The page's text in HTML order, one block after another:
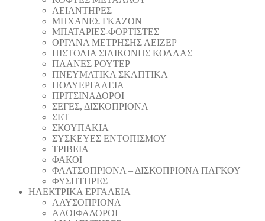
ΛΕΙΑΝΤΗΡEΣ
ΜΗΧΑΝΕΣ ΓΚΑΖΟΝ
ΜΠΑΤΑΡΙΕΣ-ΦΟΡΤΙΣΤΕΣ
ΟΡΓΑΝΑ ΜΕΤΡΗΣΗΣ ΛΕΙΖΕΡ
ΠΙΣΤΟΛΙA ΣΙΛΙΚΟΝΗΣ ΚΟΛΛΑΣ
ΠΛΑΝΕΣ ΡΟΥΤΕΡ
ΠΝΕΥΜΑΤΙΚΑ ΣΚΑΠΤΙΚΑ
ΠΟΛΥΕΡΓΑΛΕΙΑ
ΠΡΙΤΣΙΝΑΔΟΡΟΙ
ΣΕΓΕΣ, ΔΙΣΚΟΠΡΙΟΝΑ
ΣΕΤ
ΣΚΟΥΠΑΚΙΑ
ΣΥΣΚΕΥΕΣ ΕΝΤΟΠΙΣΜΟΥ
ΤΡΙΒΕΙΑ
ΦΑΚΟΙ
ΦΑΛΤΣΟΠΡΙΟΝΑ – ΔΙΣΚΟΠΡΙΟΝΑ ΠΑΓΚΟΥ
ΦΥΣΗΤΗΡΕΣ
ΗΛΕΚΤΡΙΚΑ ΕΡΓΑΛΕΙΑ
AΛΥΣΟΠΡΙΟΝΑ
ΑΛΟΙΦΑΔOΡΟI